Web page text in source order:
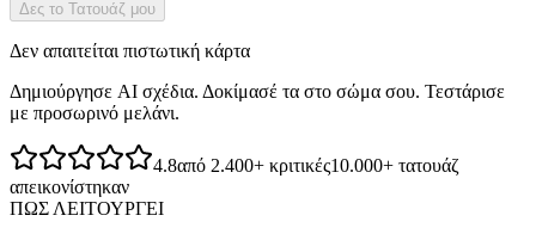
Δες το Τατουάζ μου
Δεν απαιτείται πιστωτική κάρτα
Δημιούργησε AI σχέδια. Δοκίμασέ τα στο σώμα σου. Τεστάρισε
με προσωρινό μελάνι.
4.8από 2.400+ κριτικές10.000+ τατουάζ
απεικονίστηκαν
ΠΩΣ ΛΕΙΤΟΥΡΓΕΙ